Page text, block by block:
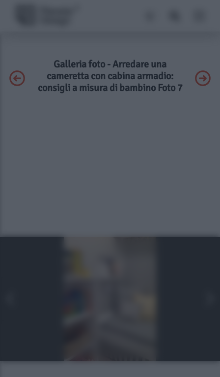
Galleria foto - Arredare una
cameretta con cabina armadio:
consigli a misura di bambino Foto 7